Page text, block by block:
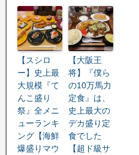
【スシロ
ー】史上最
大規模『て
んこ盛り
祭』全メニ
ューランキ
ング【海鮮
爆盛りマウ
【大阪王
将】『僕ら
の10万馬力
定食』は、
史上最大の
デカ盛り定
食でした
【超ド級サ